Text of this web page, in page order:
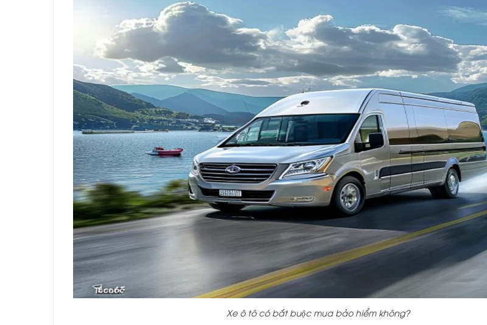
Xe ô tô có bắt buộc mua bảo hiểm không?